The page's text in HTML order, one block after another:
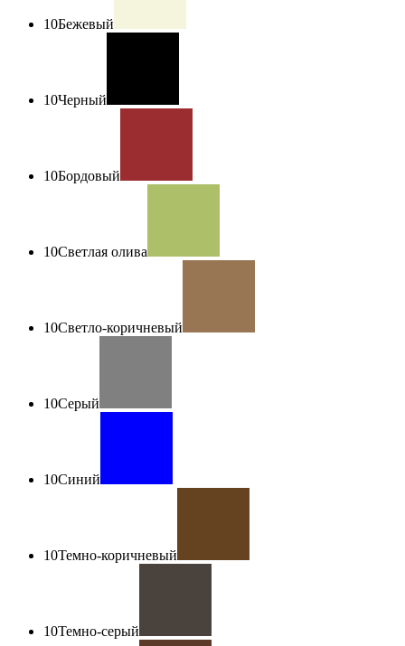
10Бежевый
10Черный
10Бордовый
10Светлая олива
10Светло-коричневый
10Серый
10Синий
10Темно-коричневый
10Темно-серый